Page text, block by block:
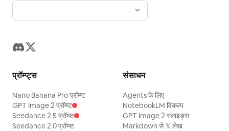
प्रॉम्प्ट्स
Nano Banana Pro प्रॉम्प्ट
GPT Image 2 प्रॉम्प्ट
Seedance 2.5 प्रॉम्प्ट
Seedance 2.0 प्रॉम्प्ट
संसाधन
Agents के लिए
NotebookLM विकल्प
GPT Image 2 स्लाइड्स
Markdown से 𝕏 लेख